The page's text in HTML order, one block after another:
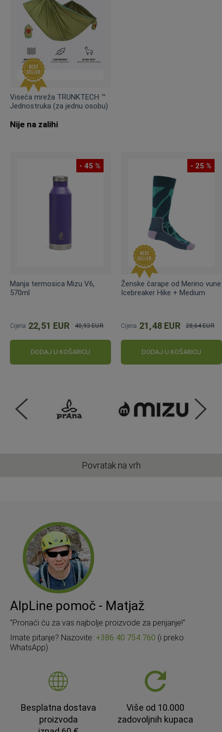
Viseća mreža TRUNKTECH ™
Jednostruka (za jednu osobu)
Nije na zalihi
- 45 %
Manja termosica Mizu V6,
570ml
Cijena 22,51 EUR
cijena
40,93 EUR
DODAJ U KOŠARICU
- 25 %
Ženske čarape od Merino vune
Icebreaker Hike + Medium
Cijena 21,48 EUR
cijena
28,64 EUR
DODAJ U KOŠARICU
Povratak na vrh
AlpLine pomoč - Matjaž
"Pronaći ću za vas najbolje proizvode za penjanje!"
Imate pitanje? Nazovite: +386 40 754 760 (i preko
WhatsApp)
Besplatna dostava
proizvoda
Više od 10.000
zadovoljnih kupaca